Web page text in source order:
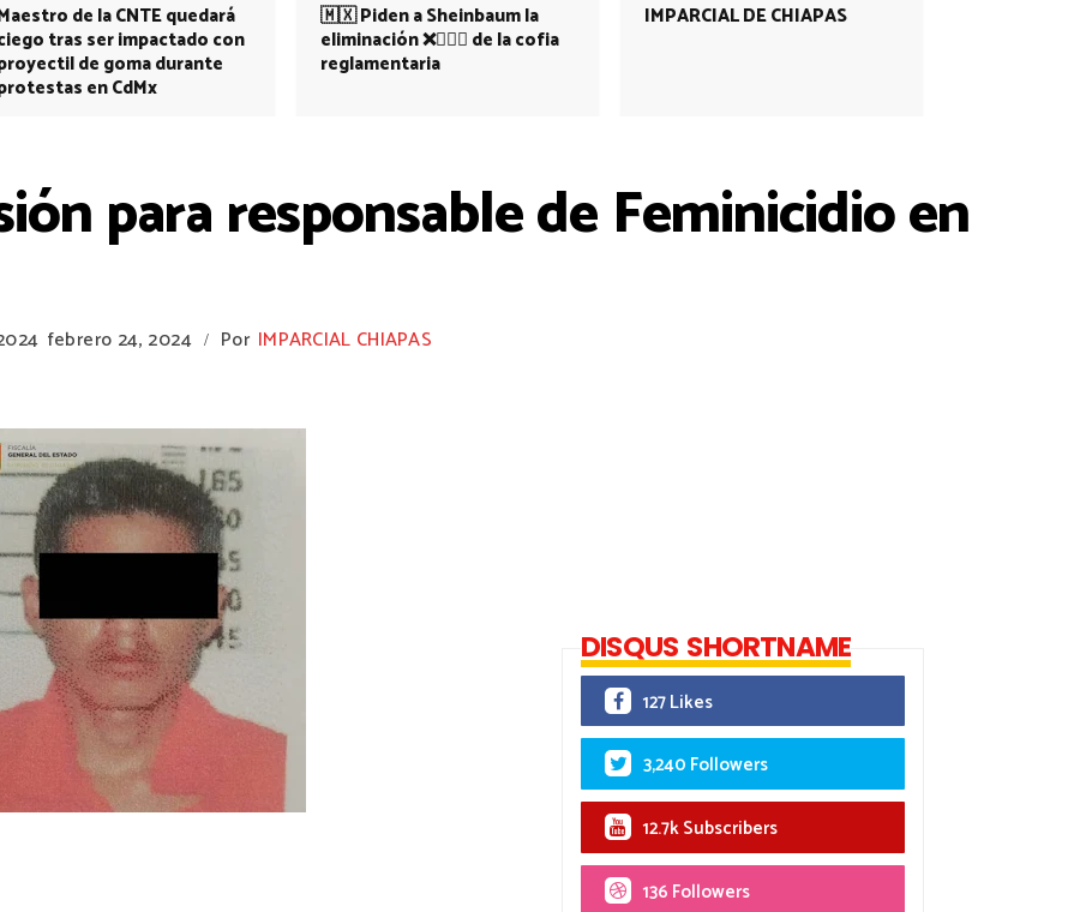
de la CNTE quedará
tras ser impactado con
de goma durante
en CdMx
🇲🇽 Piden a Sheinbaum la
eliminación ❌👩🏻‍⚕️ de la cofia
reglamentaria
IMPARCIAL DE CHIAPAS
para responsable de Feminicidio en
febrero 24, 2024 / Por IMPARCIAL CHIAPAS
DISQUS SHORTNAME
127 Likes
3,240 Followers
12.7k Subscribers
136 Followers